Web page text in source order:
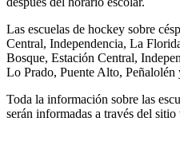
Las escuelas de hockey sobre
Central, Independencia, La
Bosque, Estación Central,
Lo Prado, Puente Alto, Peñalolén
Toda la información sobre las
serán informadas a través del